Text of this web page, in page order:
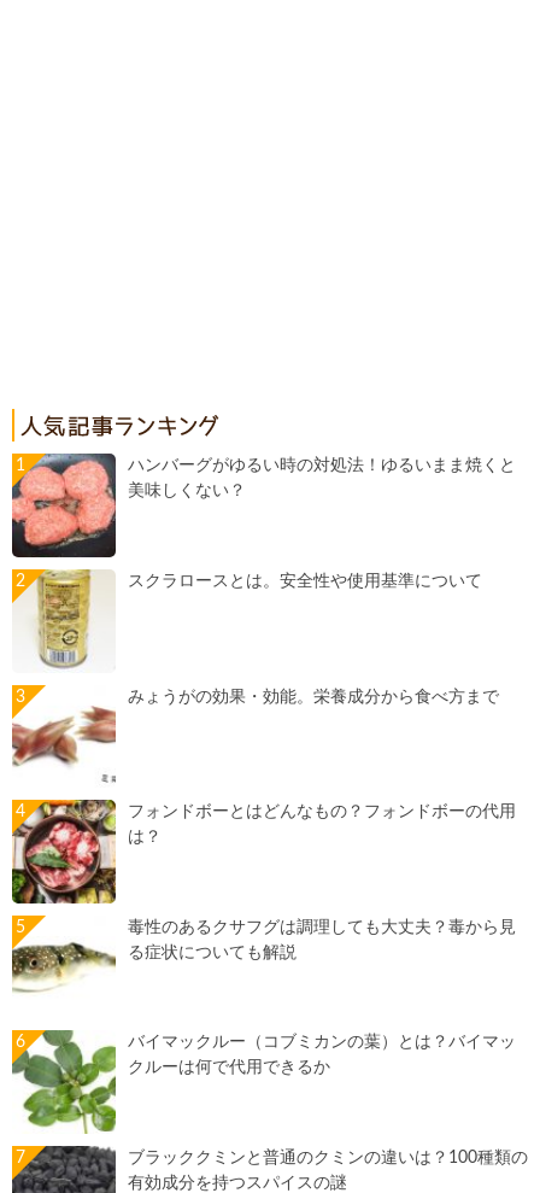
ハンバーグがゆるい時の対処法！ゆるいまま焼くと
美味しくない？
スクラロースとは。安全性や使用基準について
みょうがの効果・効能。栄養成分から食べ方まで
フォンドボーとはどんなもの？フォンドボーの代用
は？
毒性のあるクサフグは調理しても大丈夫？毒から見
る症状についても解説
バイマックルー（コブミカンの葉）とは？バイマッ
クルーは何で代用できるか
ブラッククミンと普通のクミンの違いは？100種類の
有効成分を持つスパイスの謎